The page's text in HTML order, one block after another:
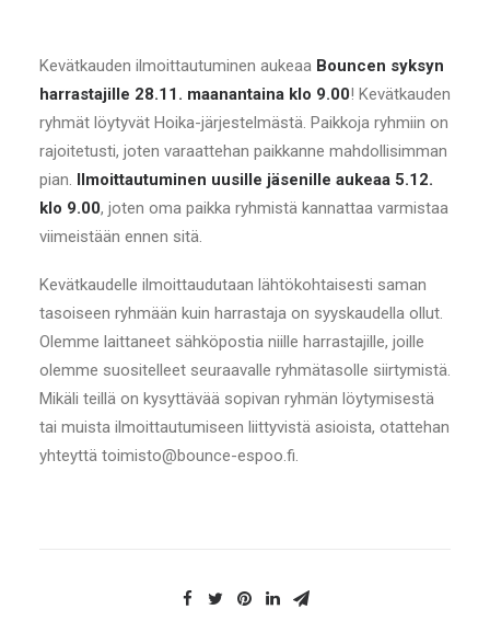
Kevätkauden ilmoittautuminen aukeaa Bouncen syksyn
harrastajille 28.11. maanantaina klo 9.00! Kevätkauden
ryhmät löytyvät Hoika-järjestelmästä. Paikkoja ryhmiin on
rajoitetusti, joten varaattehan paikkanne mahdollisimman
pian. Ilmoittautuminen uusille jäsenille aukeaa 5.12.
klo 9.00, joten oma paikka ryhmistä kannattaa varmistaa
viimeistään ennen sitä.
Kevätkaudelle ilmoittaudutaan lähtökohtaisesti saman
tasoiseen ryhmään kuin harrastaja on syyskaudella ollut.
Olemme laittaneet sähköpostia niille harrastajille, joille
olemme suositelleet seuraavalle ryhmätasolle siirtymistä.
Mikäli teillä on kysyttävää sopivan ryhmän löytymisestä
tai muista ilmoittautumiseen liittyvistä asioista, otattehan
yhteyttä toimisto@bounce-espoo.fi.